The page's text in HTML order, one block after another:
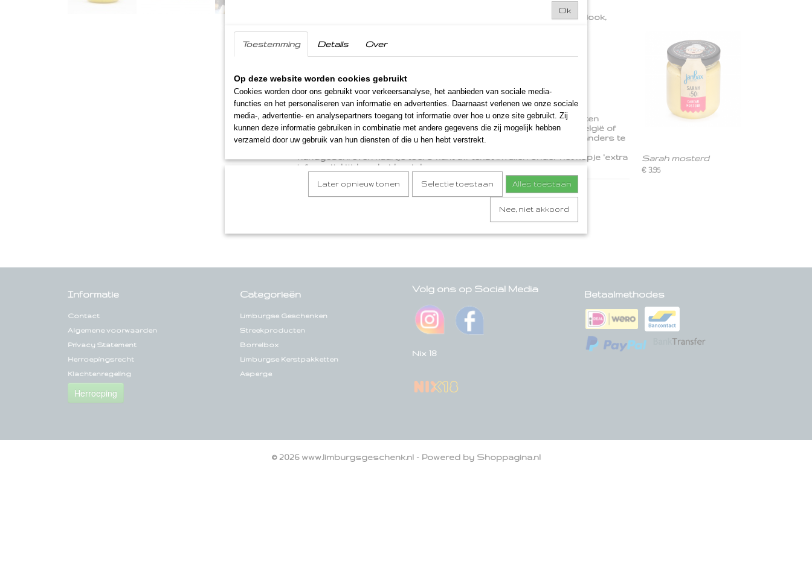
MOSTERDZAAD, natuurazijn, honing, Provencaalse kruiden, knoflook,
Inhoud
Verzendinformatie
We verzenden onze streekproducten en Limburgse streekpakketten
binnen 1-2 werkdagen naar ieder willekeurig adres in Nederland, België of
Duitsland. Het is ook mogelijk om dit streekproduct naar iemand anders te
laten verzenden. We voegen dan eventueel, geheel gratis, een
handgeschreven kaartje toe. U kunt uw tekst invullen onder het kopje 'extra
informatie' tijdens het bestelproces.
Sarah mosterd
€ 3,95
Informatie
Contact
Algemene voorwaarden
Privacy Statement
Herroepingsrecht
Klachtenregeling
Herroeping
Categorieën
Limburgse Geschenken
Streekproducten
Borrelbox
Limburgse Kerstpakketten
Asperge
Volg ons op Social Media
Nix 18
Betaalmethodes
© 2026 www.limburgsgeschenk.nl - Powered by Shoppagina.nl
Ok
Toestemming Details Over
Op deze website worden cookies gebruikt
Cookies worden door ons gebruikt voor verkeersanalyse, het aanbieden van sociale media-
functies en het personaliseren van informatie en advertenties. Daarnaast verlenen we onze sociale
media-, advertentie- en analysepartners toegang tot informatie over hoe u onze site gebruikt. Zij
kunnen deze informatie gebruiken in combinatie met andere gegevens die zij mogelijk hebben
verzameld door uw gebruik van hun diensten of die u hen hebt verstrekt.
Later opnieuw tonen Selectie toestaan Alles toestaan
Nee, niet akkoord